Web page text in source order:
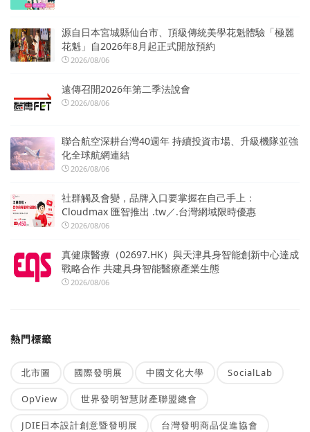
源自日本宮城縣仙台市、頂級傳統美學花魁體驗「極麗
花魁」自2026年8月起正式開放預約
2026/08/06
遠傳召開2026年第二季法說會
2026/08/06
聯合航空深耕台灣40週年 持續投資市場、升級機隊並強
化全球航網連結
2026/08/06
社群觸及會變，品牌入口要掌握在自己手上：
Cloudmax 匯智推出 .tw／.台灣網域限時優惠
2026/08/06
真健康醫療（02697.HK）與天津具身智能創新中心達成
戰略合作 共建具身智能醫療產業生態
2026/08/06
熱門標籤
北市圖 國際發明展 中國文化大學 SocialLab
OpView 世界發明智慧財產聯盟總會
JDIE日本設計創意暨發明展 台灣發明商品促進協會